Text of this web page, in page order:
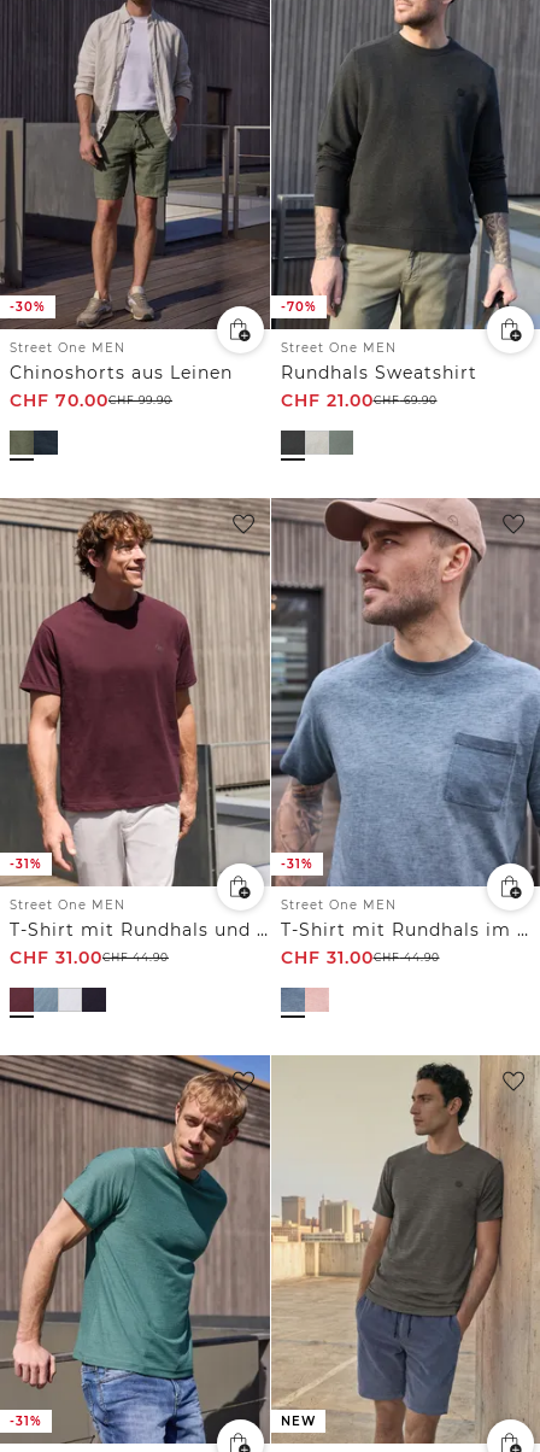
-30%
Street One MEN
Chinoshorts aus Leinen
CHF 70.00CHF99.90
-70%
Street One MEN
Rundhals Sweatshirt
CHF 21.00CHF69.90
-31%
Street One MEN
T-Shirt mit Rundhals und Turn-Up-Detail
CHF 31.00CHF44.90
-31%
Street One MEN
T-Shirt mit Rundhals im Garment Dye Look
CHF 31.00CHF44.90
-31% NEW